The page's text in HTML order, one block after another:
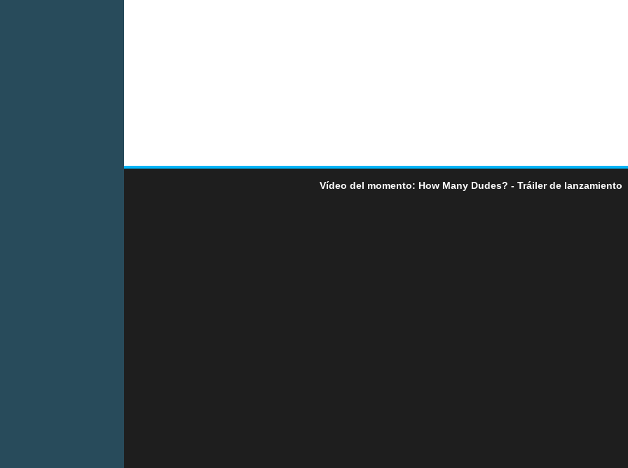
Vídeo del momento: How Many Dudes? - Tráiler de lanzamiento